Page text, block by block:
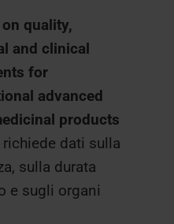
quality,
and clinical
for
advanced
products
richiede dati sulla
sulla durata
e sugli organi